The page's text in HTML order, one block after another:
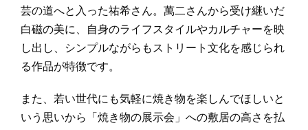
芸の道へと入った祐希さん。萬二さんから受け継いだ
白磁の美に、自身のライフスタイルやカルチャーを映
し出し、シンプルながらもストリート文化を感じられ
る作品が特徴です。
また、若い世代にも気軽に焼き物を楽しんでほしいと
いう思いから「焼き物の展示会」への敷居の高さを払